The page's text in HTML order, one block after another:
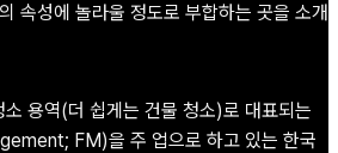
속성에 놀라울 정도로 부합하는 곳을 소개
용역(더 쉽게는 건물 청소)로 대표되는
FM)을 주 업으로 하고 있는 한국